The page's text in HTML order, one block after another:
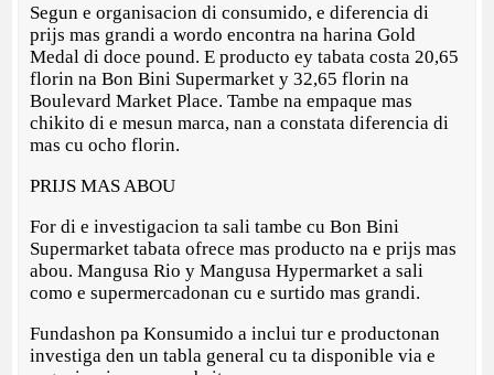
Segun e organisacion di consumido, e diferencia di
prijs mas grandi a wordo encontra na harina Gold
Medal di doce pound. E producto ey tabata costa 20,65
florin na Bon Bini Supermarket y 32,65 florin na
Boulevard Market Place. Tambe na empaque mas
chikito di e mesun marca, nan a constata diferencia di
mas cu ocho florin.
PRIJS MAS ABOU
For di e investigacion ta sali tambe cu Bon Bini
Supermarket tabata ofrece mas producto na e prijs mas
abou. Mangusa Rio y Mangusa Hypermarket a sali
como e supermercadonan cu e surtido mas grandi.
Fundashon pa Konsumido a inclui tur e productonan
investiga den un tabla general cu ta disponible via e